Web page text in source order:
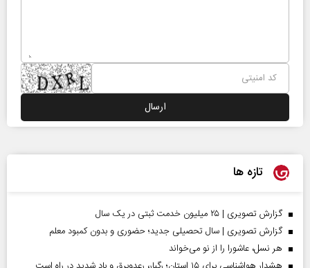
تازه ها
گزارش تصویری | ۲۵ میلیون خدمت ثبتی در یک سال
گزارش تصویری | سال تحصیلی جدید؛ حضوری و بدون کمبود معلم
هر نسل، عاشورا را از نو می‌خواند